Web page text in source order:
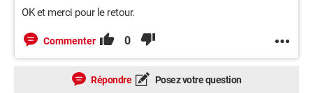
OK et merci pour le retour.
Commenter 0
Répondre Posez votre question